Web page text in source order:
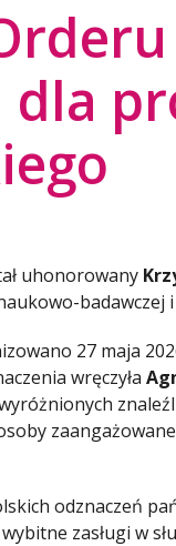
dla
uhonorowany
badawczej
27 maja
wręczyła
zaangażowane
odznaczeń
zasługi w